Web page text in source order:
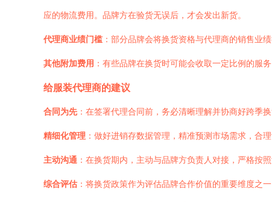
应的物流费用。品牌方在验货无误后，才会发出新货。
代理商业绩门槛 ：部分品牌会将换货资格与代理商的销售业
其他附加费用 ：有些品牌在换货时可能会收取一定比例的服
给服装代理商的建议
合同为先 ：在签署代理合同前，务必清晰理解并协商好跨季
精细化管理 ：做好进销存数据管理，精准预测市场需求，合
主动沟通 ：在换货期内，主动与品牌方负责人对接，严格按
综合评估 ：将换货政策作为评估品牌合作价值的重要维度之